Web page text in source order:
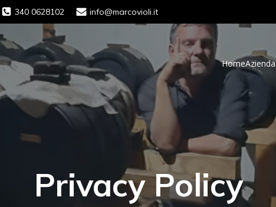
340 0628102 info@marcovioli.it
HomeAzienda
Privacy Policy